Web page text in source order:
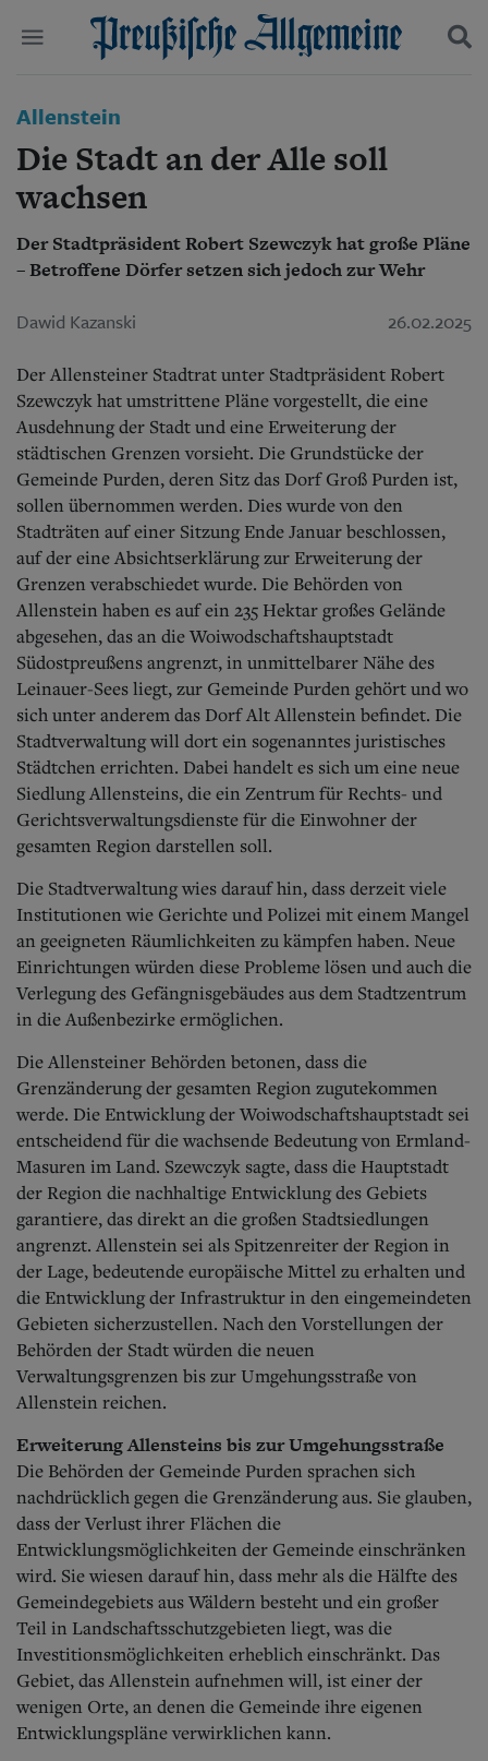
Start
Wer wir sind
Aktuelle Ausgabe
Abonnenten-Login
Abonnent werden
Abo Prämien
Archiv
Mediadaten
Wirtschaft
Leben
Geschichte
Ostpreußen
Danzig und Westpreußen
Bücher
Kontakt
Impressum
Datenschutz
Suchen und finden
Allenstein
Die Stadt an der Alle soll
wachsen
Der Stadtpräsident Robert Szewczyk hat große Pläne
– Betroffene Dörfer setzen sich jedoch zur Wehr
Dawid Kazanski 26.02.2025
Der Allensteiner Stadtrat unter Stadtpräsident Robert
Szewczyk hat umstrittene Pläne vorgestellt, die eine
Ausdehnung der Stadt und eine Erweiterung der
städtischen Grenzen vorsieht. Die Grundstücke der
Gemeinde Purden, deren Sitz das Dorf Groß Purden ist,
sollen übernommen werden. Dies wurde von den
Stadträten auf einer Sitzung Ende Januar beschlossen,
auf der eine Absichtserklärung zur Erweiterung der
Grenzen verabschiedet wurde. Die Behörden von
Allenstein haben es auf ein 235 Hektar großes Gelände
abgesehen, das an die Woiwodschaftshauptstadt
Südostpreußens angrenzt, in unmittelbarer Nähe des
Leinauer-Sees liegt, zur Gemeinde Purden gehört und wo
sich unter anderem das Dorf Alt Allenstein befindet. Die
Stadtverwaltung will dort ein sogenanntes juristisches
Städtchen errichten. Dabei handelt es sich um eine neue
Siedlung Allensteins, die ein Zentrum für Rechts- und
Gerichtsverwaltungsdienste für die Einwohner der
gesamten Region darstellen soll.
Die Stadtverwaltung wies darauf hin, dass derzeit viele
Institutionen wie Gerichte und Polizei mit einem Mangel
an geeigneten Räumlichkeiten zu kämpfen haben. Neue
Einrichtungen würden diese Probleme lösen und auch die
Verlegung des Gefängnisgebäudes aus dem Stadtzentrum
in die Außenbezirke ermöglichen.
Die Allensteiner Behörden betonen, dass die
Grenzänderung der gesamten Region zugutekommen
werde. Die Entwicklung der Woiwodschaftshauptstadt sei
entscheidend für die wachsende Bedeutung von Ermland-
Masuren im Land. Szewczyk sagte, dass die Hauptstadt
der Region die nachhaltige Entwicklung des Gebiets
garantiere, das direkt an die großen Stadtsiedlungen
angrenzt. Allenstein sei als Spitzenreiter der Region in
der Lage, bedeutende europäische Mittel zu erhalten und
die Entwicklung der Infrastruktur in den eingemeindeten
Gebieten sicherzustellen. Nach den Vorstellungen der
Behörden der Stadt würden die neuen
Verwaltungsgrenzen bis zur Umgehungsstraße von
Allenstein reichen.
Erweiterung Allensteins bis zur Umgehungsstraße
Die Behörden der Gemeinde Purden sprachen sich
nachdrücklich gegen die Grenzänderung aus. Sie glauben,
dass der Verlust ihrer Flächen die
Entwicklungsmöglichkeiten der Gemeinde einschränken
wird. Sie wiesen darauf hin, dass mehr als die Hälfte des
Gemeindegebiets aus Wäldern besteht und ein großer
Teil in Landschaftsschutzgebieten liegt, was die
Investitionsmöglichkeiten erheblich einschränkt. Das
Gebiet, das Allenstein aufnehmen will, ist einer der
wenigen Orte, an denen die Gemeinde ihre eigenen
Entwicklungspläne verwirklichen kann.